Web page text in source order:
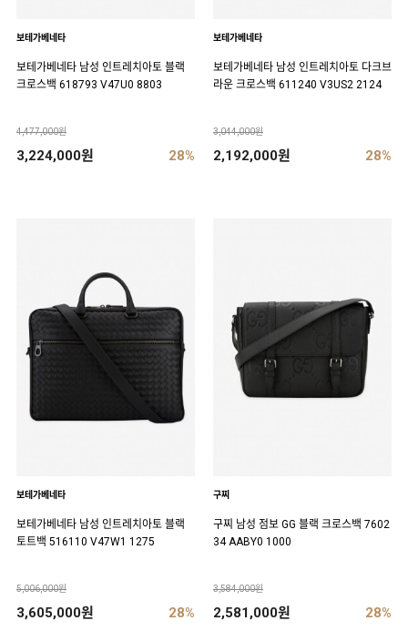
보테가베네타
보테가베네타 남성 인트레치아토 블랙
크로스백 618793 V47U0 8803
4,477,000원
3,224,000원 28%
보테가베네타
보테가베네타 남성 인트레치아토 다크브
라운 크로스백 611240 V3US2 2124
3,044,000원
2,192,000원 28%
보테가베네타
보테가베네타 남성 인트레치아토 블랙
토트백 516110 V47W1 1275
5,006,000원
3,605,000원 28%
구찌
구찌 남성 점보 GG 블랙 크로스백 7602
34 AABY0 1000
3,584,000원
2,581,000원 28%